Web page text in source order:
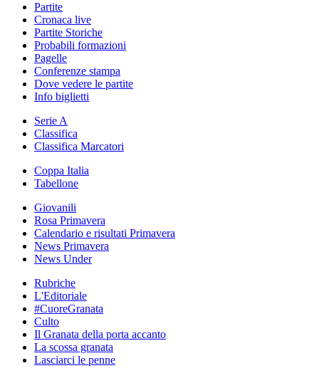
Partite
Cronaca live
Partite Storiche
Probabili formazioni
Pagelle
Conferenze stampa
Dove vedere le partite
Info biglietti
Serie A
Classifica
Classifica Marcatori
Coppa Italia
Tabellone
Giovanili
Rosa Primavera
Calendario e risultati Primavera
News Primavera
News Under
Rubriche
L'Editoriale
#CuoreGranata
Culto
Il Granata della porta accanto
La scossa granata
Lasciarci le penne